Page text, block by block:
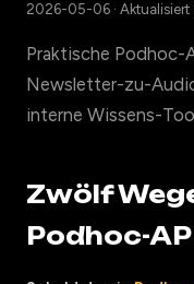
2026-05-06 ·
Praktische Podhoc-
Newsletter-zu-
interne Wissens-
Zwölf
Podhoc-